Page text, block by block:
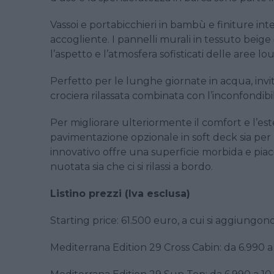
Vassoi e portabicchieri in bambù e finiture
accogliente. I pannelli murali in tessuto
l’aspetto e l’atmosfera sofisticati delle aree
Perfetto per le lunghe giornate in acqua,
crociera rilassata combinata con
Per migliorare ulteriormente il comfort e
pavimentazione opzionale in soft deck sia
innovativo offre una superficie morbida e
nuotata sia che ci si rilassi a bordo.
Listino prezzi (Iva esclusa)
Starting price: 61.500 euro, a cui si
Mediterrana Edition 29 Cross Cabin: da